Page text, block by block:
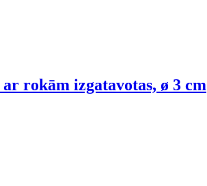
rokām izgatavotas, ø 3 cm